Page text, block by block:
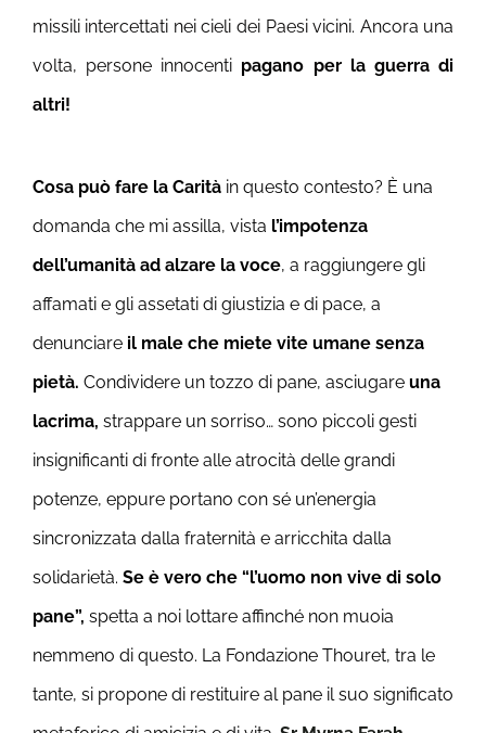
missili intercettati nei cieli dei Paesi vicini. Ancora una
volta, persone innocenti pagano per la guerra di
altri!
Cosa può fare la Caritàin questo contesto? È una
domanda che mi assilla, vista l’impotenza
dell’umanità ad alzare la voce, a raggiungere gli
affamati e gli assetati di giustizia e di pace, a
denunciare il male che miete vite umane senza
pietà. Condividere un tozzo di pane, asciugareuna
lacrima, strappare un sorriso… sono piccoli gesti
insignificanti di fronte alle atrocità delle grandi
potenze, eppure portano con sé un’energia
sincronizzata dalla fraternità e arricchita dalla
solidarietà. Se è vero che “l’uomo non vive di solo
pane”, spetta a noi lottare affinché non muoia
nemmeno di questo. La Fondazione Thouret, tra le
tante, si propone di restituire al pane il suo significato